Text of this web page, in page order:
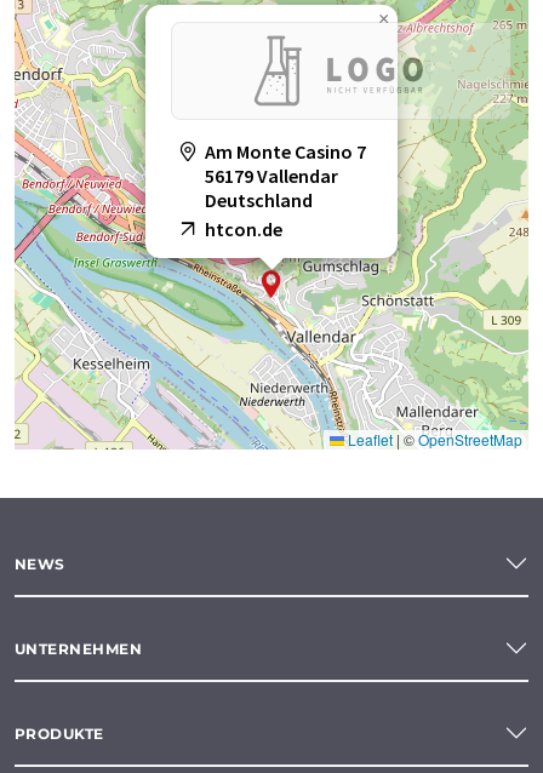
Am Monte Casino 7
56179 Vallendar
Deutschland
htcon.de
×
Leaflet | ©OpenStreetMap
NEWS
UNTERNEHMEN
PRODUKTE